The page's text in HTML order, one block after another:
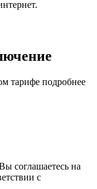
тарифе подробнее
соглашаетесь на
с